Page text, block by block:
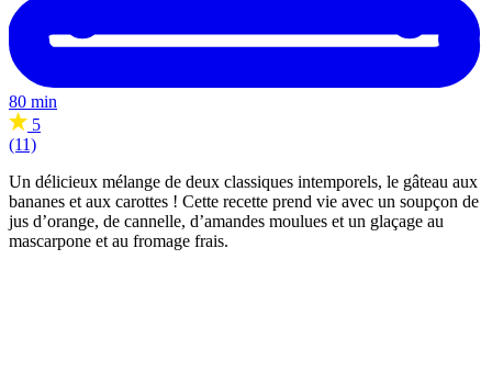
80 min
5
(11)
Un délicieux mélange de deux classiques intemporels, le gâteau aux
bananes et aux carottes ! Cette recette prend vie avec un soupçon de
jus d’orange, de cannelle, d’amandes moulues et un glaçage au
mascarpone et au fromage frais.